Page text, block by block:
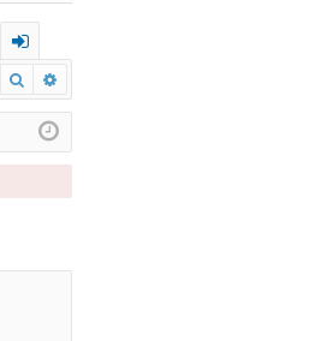
х
о
д
Поиск